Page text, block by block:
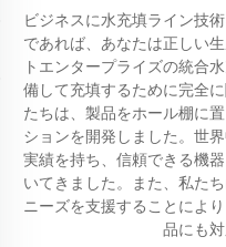
ビジネスに水充填ライン技
であれば、あなたは正しい
トエンタープライズの統合
備して充填するために完全
たちは、製品をホール棚に
ションを開発しました。世
実績を持ち、信頼できる機
いてきました。また、私た
ニーズを支援することによ
品にも対